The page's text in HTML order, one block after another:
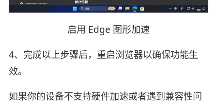
启用 Edge 图形加速
4、完成以上步骤后，重启浏览器以确保功能生
效。
如果你的设备不支持硬件加速或者遇到兼容性问